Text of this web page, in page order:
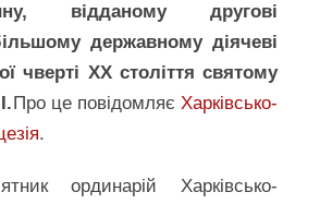
відданому другові
державному діячеві
чверті ХХ століття святому
Про це повідомляє Харківсько-
.
ординарій Харківсько-